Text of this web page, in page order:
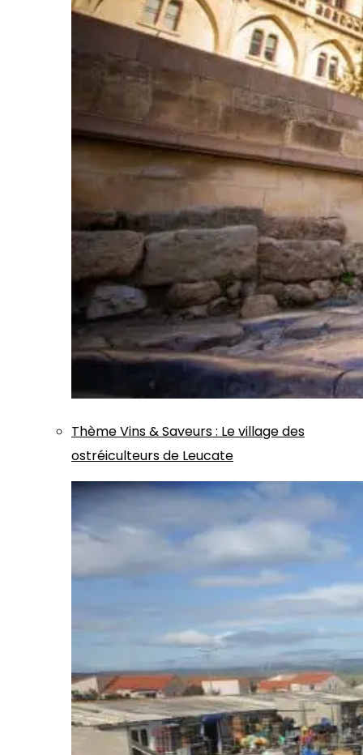
ThèmeVins & Saveurs: Le village des
ostréiculteurs de Leucate